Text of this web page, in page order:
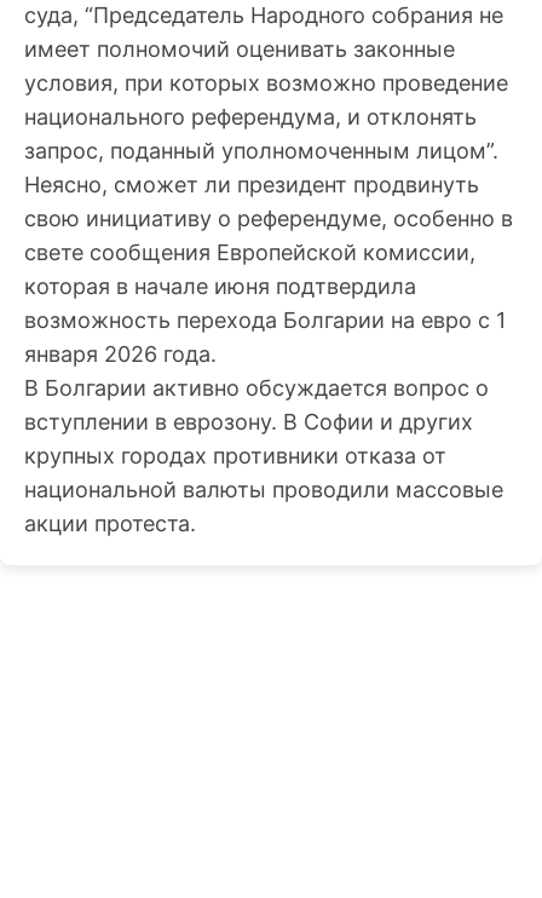
суда, “Председатель Народного собрания не
имеет полномочий оценивать законные
условия, при которых возможно проведение
национального референдума, и отклонять
запрос, поданный уполномоченным лицом”.
Неясно, сможет ли президент продвинуть
свою инициативу о референдуме, особенно в
свете сообщения Европейской комиссии,
которая в начале июня подтвердила
возможность перехода Болгарии на евро с 1
января 2026 года.
В Болгарии активно обсуждается вопрос о
вступлении в еврозону. В Софии и других
крупных городах противники отказа от
национальной валюты проводили массовые
акции протеста.